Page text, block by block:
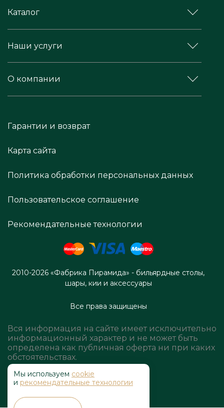
Каталог
Наши услуги
О компании
Гарантии и возврат
Карта сайта
Политика обработки персональных данных
Пользовательское соглашение
Рекомендательные технологии
2010-2026 «Фабрика Пирамида» - бильярдные столы,
шары, кии и аксессуары
Все права защищены
Вся информация на сайте имеет исключительно
информационный характер и не может быть
определена как публичная оферта ни при каких
обстоятельствах.
Мы используем cookie
и рекомендательные технологии